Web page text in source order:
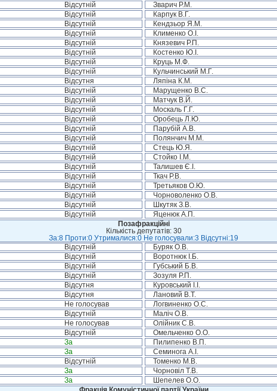
Відсутній Зварич Р.М.
Відсутній Карпук В.Г.
Відсутній Кендзьор Я.М.
Відсутній Клименко О.І.
Відсутній Князевич Р.П.
Відсутній Костенко Ю.І.
Відсутній Круць М.Ф.
Відсутній Кульчинський М.Г.
Відсутня Ляпіна К.М.
Відсутній Марущенко В.С.
Відсутній Матчук В.Й.
Відсутній Москаль Г.Г.
Відсутній Оробець Л.Ю.
Відсутній Парубій А.В.
Відсутній Полянчич М.М.
Відсутній Стець Ю.Я.
Відсутній Стойко І.М.
Відсутній Талишев Є.І.
Відсутній Ткач Р.В.
Відсутній Третьяков О.Ю.
Відсутній Чорноволенко О.В.
Відсутній Шкутяк З.В.
Відсутній Яценюк А.П.
Позафракційні
Кількість депутатів: 30
За:8 Проти:0 Утрималися:0 Не голосували:3 Відсутні:19
Відсутній Буряк О.В.
Відсутній Воротнюк І.Б.
Відсутній Губський Б.В.
Відсутній Зозуля Р.П.
Відсутня Куровський І.І.
Відсутня Лановий В.Т.
Не голосував Логвиненко О.С.
Відсутній Маліч О.В.
Не голосував Олійник С.В.
Відсутній Омельченко О.О.
За Пилипенко В.П.
За Семинога А.І.
Відсутній Томенко М.В.
За Чорновіл Т.В.
За Шепелев О.О.